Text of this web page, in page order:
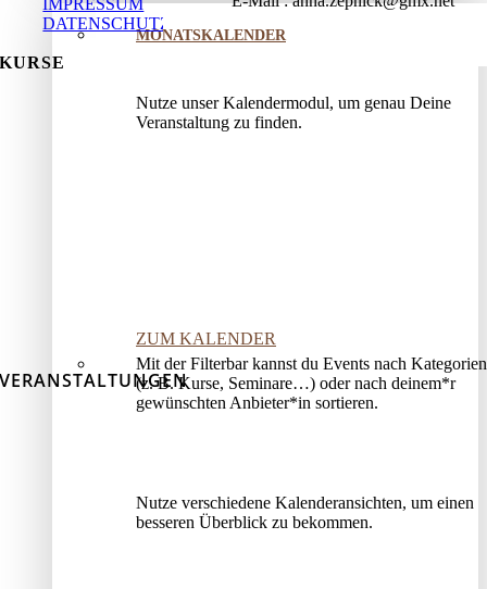
MONATSKALENDER
Nutze unser Kalendermodul, um genau Deine
Veranstaltung zu finden.
ZUM KALENDER
Mit der Filterbar kannst du Events nach Kategorien
(z. B. Kurse, Seminare…) oder nach deinem*r
gewünschten Anbieter*in sortieren.
Nutze verschiedene Kalenderansichten, um einen
besseren Überblick zu bekommen.
IMPRESSUM
DATENSCHUTZ
KURSE
VERANSTALTUNGEN